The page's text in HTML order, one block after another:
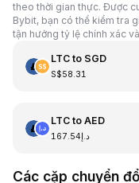
theo thời gian thực. Được
Bybit, bạn có thể kiểm tra
tận hưởng tỷ lệ chính xác
LTCto SGD
S$58.31
LTCto AED
د.إ167.54
Các cặp chuyển